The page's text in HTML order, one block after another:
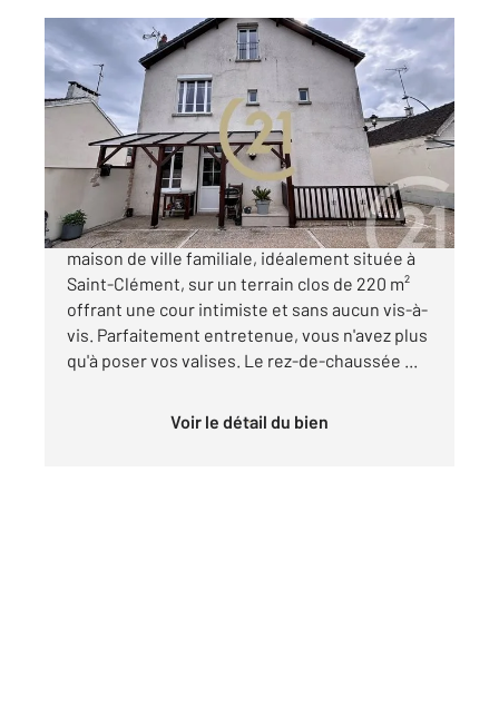
ST CLEMENT 89
190 m
, 7 pièces
Ref : 25417
Maison à vendre
289 000 €
SAINT-CLEMENT Découvrez cette charmante
maison de ville familiale, idéalement située à
Saint-Clément, sur un terrain clos de 220 m²
offrant une cour intimiste et sans aucun vis-à-
vis. Parfaitement entretenue, vous n'avez plus
qu'à poser vos valises. Le rez-de-chaussée ...
Voir le détail du bien